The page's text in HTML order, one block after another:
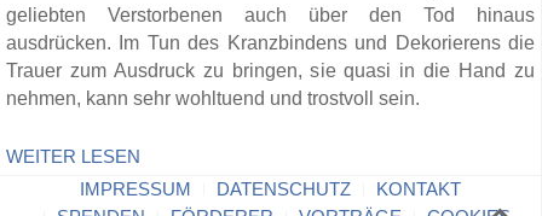
geliebten Verstorbenen auch über den Tod hinaus
ausdrücken. Im Tun des Kranzbindens und Dekorierens die
Trauer zum Ausdruck zu bringen, sie quasi in die Hand zu
nehmen, kann sehr wohltuend und trostvoll sein.
WEITER LESEN
IMPRESSUM
DATENSCHUTZ
KONTAKT